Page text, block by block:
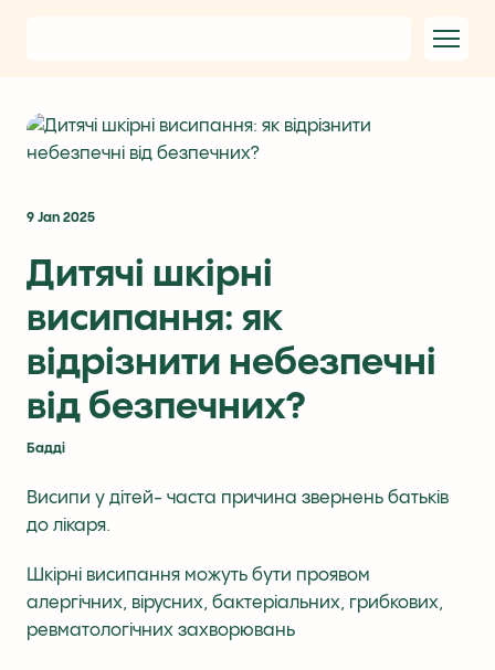
9 Jan 2025
Дитячі шкірні
висипання: як
відрізнити небезпечні
від безпечних?
Бадді
Висипи у дітей- часта причина звернень батьків
до лікаря.
Шкірні висипання можуть бути проявом
алергічних, вірусних, бактеріальних, грибкових,
ревматологічних захворювань